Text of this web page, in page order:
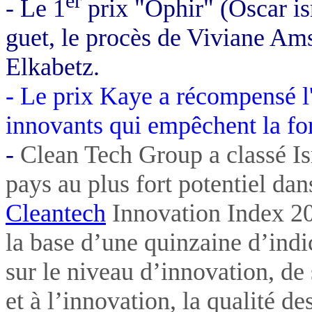
- Le 1
prix "Ophir" (Oscar
guet, le procès de Viviane
Elkabetz.
- Le prix Kaye a récompensé
innovants qui empêchent la
- Clean Tech Group a classé
pays au plus fort potentiel
Cleantech Innovation Index
la base d’une quinzaine
sur le niveau d’innovation,
et à l’innovation, la qualité